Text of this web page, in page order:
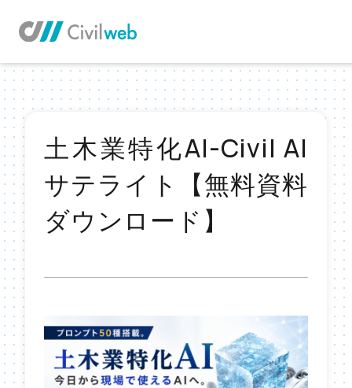
TOP お役立ち情報TOP
土木業特化AI-Civil AI
サテライト【無料資料
ダウンロード】